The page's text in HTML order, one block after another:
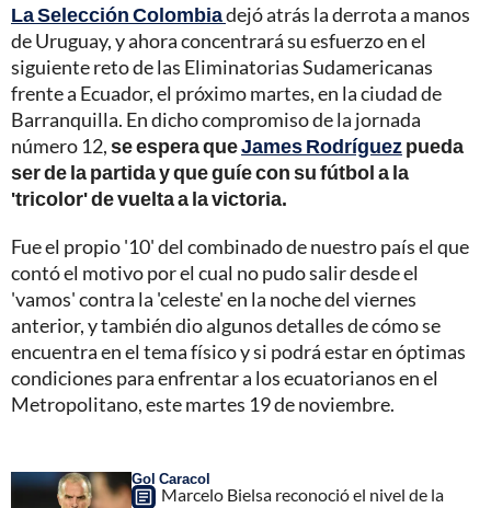
La Selección Colombiadejó atrás la derrota a manos
de Uruguay, y ahora concentrará su esfuerzo en el
siguiente reto de las Eliminatorias Sudamericanas
frente a Ecuador, el próximo martes, en la ciudad de
Barranquilla. En dicho compromiso de la jornada
número 12,se espera queJames Rodríguezpueda
ser de la partida y que guíe con su fútbol a la
'tricolor' de vuelta a la victoria.
Fue el propio '10' del combinado de nuestro país el que
contó el motivo por el cual no pudo salir desde el
'vamos' contra la 'celeste' en la noche del viernes
anterior, y también dio algunos detalles de cómo se
encuentra en el tema físico y si podrá estar en óptimas
condiciones para enfrentar a los ecuatorianos en el
Metropolitano, este martes 19 de noviembre.
Gol Caracol
Marcelo Bielsa reconoció el nivel de la